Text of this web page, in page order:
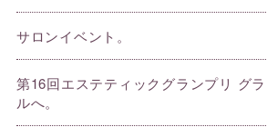
サロンイベント。
第16回エステティックグランプリ グ
ルへ。